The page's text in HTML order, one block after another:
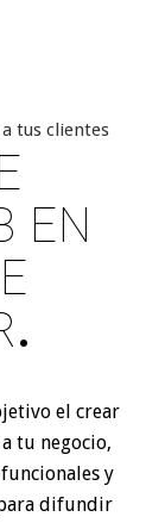
tus clientes
EN
.
el crear
tu negocio,
y
difundir